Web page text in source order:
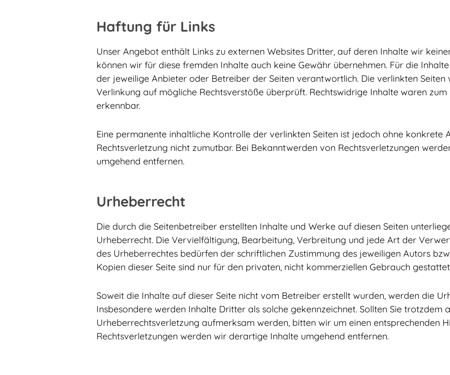
Haftung für Links
Unser Angebot enthält Links zu externen Websites Dritter, auf deren Inhalte wir
können wir für diese fremden Inhalte auch keine Gewähr übernehmen. Für die
der jeweilige Anbieter oder Betreiber der Seiten verantwortlich. Die verlinkten
Verlinkung auf mögliche Rechtsverstöße überprüft. Rechtswidrige Inhalte waren
erkennbar.
Eine permanente inhaltliche Kontrolle der verlinkten Seiten ist jedoch ohne konkrete
Rechtsverletzung nicht zumutbar. Bei Bekanntwerden von Rechtsverletzungen
umgehend entfernen.
Urheberrecht
Die durch die Seitenbetreiber erstellten Inhalte und Werke auf diesen Seiten
Urheberrecht. Die Vervielfältigung, Bearbeitung, Verbreitung und jede Art der
des Urheberrechtes bedürfen der schriftlichen Zustimmung des jeweiligen Autors
Kopien dieser Seite sind nur für den privaten, nicht kommerziellen Gebrauch
Soweit die Inhalte auf dieser Seite nicht vom Betreiber erstellt wurden, werden die
Insbesondere werden Inhalte Dritter als solche gekennzeichnet. Sollten Sie trotzdem
Urheberrechtsverletzung aufmerksam werden, bitten wir um einen entsprechenden
Rechtsverletzungen werden wir derartige Inhalte umgehend entfernen.